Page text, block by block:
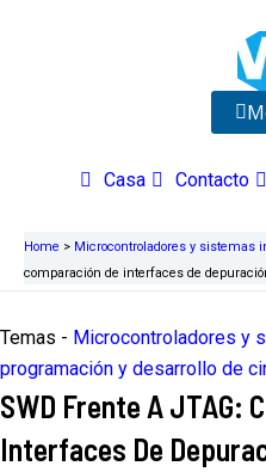
Casa Contacto
Home > Microcontroladores y sistemas
comparación de interfaces de
Temas - Microcontroladores y
programación y desarrollo de
SWD Frente A JTAG:
Interfaces De